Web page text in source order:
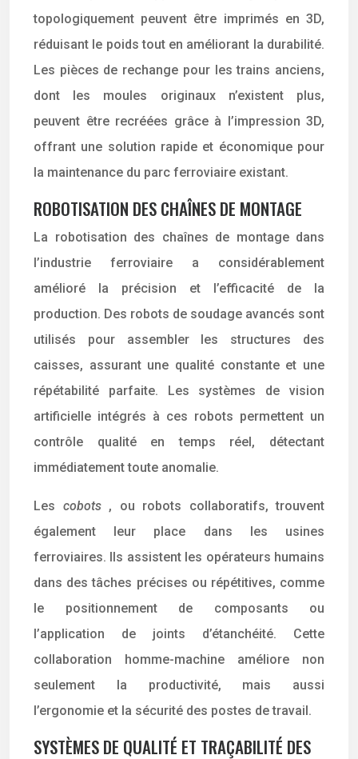
topologiquement peuvent être imprimés en 3D,
réduisant le poids tout en améliorant la durabilité.
Les pièces de rechange pour les trains anciens,
dont les moules originaux n’existent plus,
peuvent être recréées grâce à l’impression 3D,
offrant une solution rapide et économique pour
la maintenance du parc ferroviaire existant.
ROBOTISATION DES CHAÎNES DE MONTAGE
La robotisation des chaînes de montage dans
l’industrie ferroviaire a considérablement
amélioré la précision et l’efficacité de la
production. Des robots de soudage avancés sont
utilisés pour assembler les structures des
caisses, assurant une qualité constante et une
répétabilité parfaite. Les systèmes de vision
artificielle intégrés à ces robots permettent un
contrôle qualité en temps réel, détectant
immédiatement toute anomalie.
Les cobots , ou robots collaboratifs, trouvent
également leur place dans les usines
ferroviaires. Ils assistent les opérateurs humains
dans des tâches précises ou répétitives, comme
le positionnement de composants ou
l’application de joints d’étanchéité. Cette
collaboration homme-machine améliore non
seulement la productivité, mais aussi
l’ergonomie et la sécurité des postes de travail.
SYSTÈMES DE QUALITÉ ET TRAÇABILITÉ DES